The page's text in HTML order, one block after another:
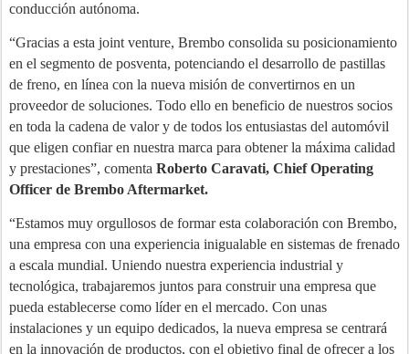
conducción autónoma.
“Gracias a esta joint venture, Brembo consolida su posicionamiento
en el segmento de posventa, potenciando el desarrollo de pastillas
de freno, en línea con la nueva misión de convertirnos en un
proveedor de soluciones. Todo ello en beneficio de nuestros socios
en toda la cadena de valor y de todos los entusiastas del automóvil
que eligen confiar en nuestra marca para obtener la máxima calidad
y prestaciones”, comenta Roberto Caravati, Chief Operating
Officer de Brembo Aftermarket.
“Estamos muy orgullosos de formar esta colaboración con Brembo,
una empresa con una experiencia inigualable en sistemas de frenado
a escala mundial. Uniendo nuestra experiencia industrial y
tecnológica, trabajaremos juntos para construir una empresa que
pueda establecerse como líder en el mercado. Con unas
instalaciones y un equipo dedicados, la nueva empresa se centrará
en la innovación de productos, con el objetivo final de ofrecer a los